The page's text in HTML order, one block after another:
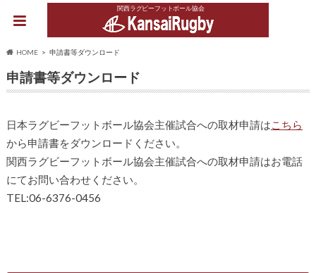
関西ラグビーフットボール協会
HOME 申請書等ダウンロード
申請書等ダウンロード
日本ラグビーフットボール協会主催試合への取材申請はこちら
から申請書をダウンロードください。
関西ラグビーフットボール協会主催試合への取材申請はお電話
にてお問い合わせください。
TEL:06-6376-0456